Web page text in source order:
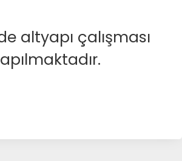
altyapı çalışması